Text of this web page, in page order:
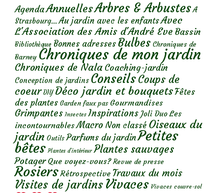
AgendaAnnuellesArbres & Arbustes A
Strasbourg... Au jardin avec les enfantsAvec
L'Association des Amis d'André Eve Bassin
Bibliothèque Bonnes adresses Bulbes Chroniques de
Barney Chroniques de mon jardin
Chroniques de Nala Coaching-jardin
Conception de jardins ConseilsCoups de
coeur DIY Déco jardin et bouquetsFêtes
des plantes Garden faux pas Gourmandises
Grimpantes Insectes Inspirations Joli Duo Les
incontournables Macro Non classé Oiseaux du
jardin Outils Parfums du jardinPetites
bêtes Plantes d’intérieur Plantes sauvages
Potager Que voyez-vous? Revue de presse
Rosiers Rétrospective Travaux du mois
Visites de jardins Vivaces Vivaces couvre-sol